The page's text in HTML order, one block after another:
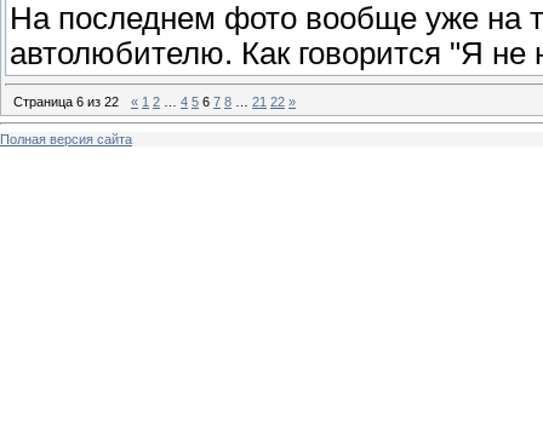
На последнем фото вообще уже на
автолюбителю. Как говорится "Я не
Страница 6 из 22 « 1 2 4 5 6 7 8 21 22 »
Полная версия сайта